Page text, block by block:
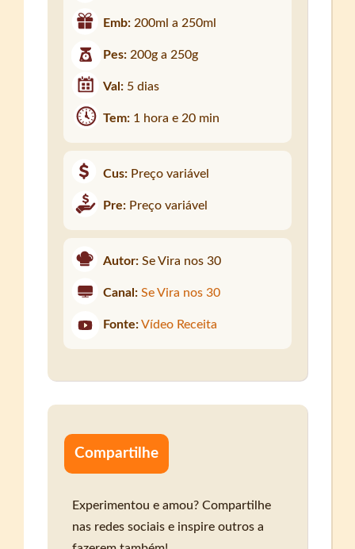
Emb:200ml a 250ml
Pes:200g a 250g
Val: 5 dias
Tem: 1 hora e 20 min
Cus: Preço variável
Pre: Preço variável
Autor: Se Vira nos 30
Canal: Se Vira nos 30
Fonte: Vídeo Receita
Compartilhe
Experimentou e amou? Compartilhe
nas redes sociais e inspire outros a